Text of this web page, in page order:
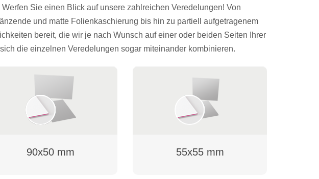
Sie einen Blick auf unsere zahlreichen Veredelungen! Von
und matte Folienkaschierung bis hin zu partiell aufgetragenem
bereit, die wir je nach Wunsch auf einer oder beiden Seiten Ihrer
die einzelnen Veredelungen sogar miteinander kombinieren.
90x50 mm 55x55 mm